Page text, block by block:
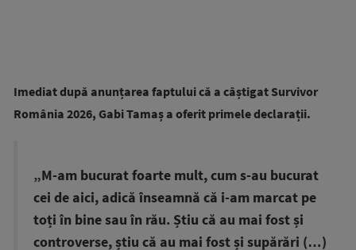
Imediat după anunțarea faptului că a câștigat Survivor
România 2026, Gabi Tamaș a oferit primele declarații.
„M-am bucurat foarte mult, cum s-au bucurat
cei de aici, adică înseamnă că i-am marcat pe
toți în bine sau în rău. Știu că au mai fost și
controverse, știu că au mai fost și supărări (…)